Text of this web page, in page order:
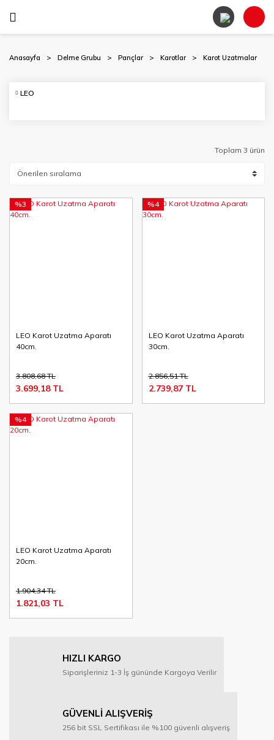
Anasayfa Delme Grubu Pançlar Karotlar Karot Uzatmalar
LEO
Toplam 3 ürün
LEO Karot Uzatma Aparatı
40cm.
%3
3.808,68 TL
3.699,18 TL
LEO Karot Uzatma Aparatı
30cm.
%4
2.856,51 TL
2.739,87 TL
LEO Karot Uzatma Aparatı
20cm.
%4
1.904,34 TL
1.821,03 TL
HIZLI KARGO
Siparişleriniz 1-3 İş gününde Kargoya Verilir
GÜVENLİ ALIŞVERİŞ
256 bit SSL Sertifikası ile %100 güvenli alışveriş